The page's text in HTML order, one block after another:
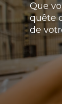
Que
quête
de